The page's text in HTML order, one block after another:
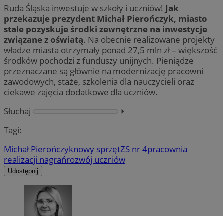
Ruda Śląska inwestuje w szkoły i uczniów! Jak
przekazuje prezydent Michał Pierończyk, miasto
stale pozyskuje środki zewnętrzne na inwestycje
związane z oświatą. Na obecnie realizowane projekty
władze miasta otrzymały ponad 27,5 mln zł – większość
środków pochodzi z funduszy unijnych. Pieniądze
przeznaczane są głównie na modernizację pracowni
zawodowych, staże, szkolenia dla nauczycieli oraz
ciekawe zajęcia dodatkowe dla uczniów.
Słuchaj
⏵︎
Tagi:
Michał Pierończyknowy sprzętZS nr 4pracownia
realizacji nagrańrozwój uczniów
Udostępnij